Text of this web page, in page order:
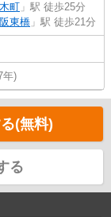
町 」駅 徒歩25分
阪東橋 」駅 徒歩21分
年)
(無料)
る